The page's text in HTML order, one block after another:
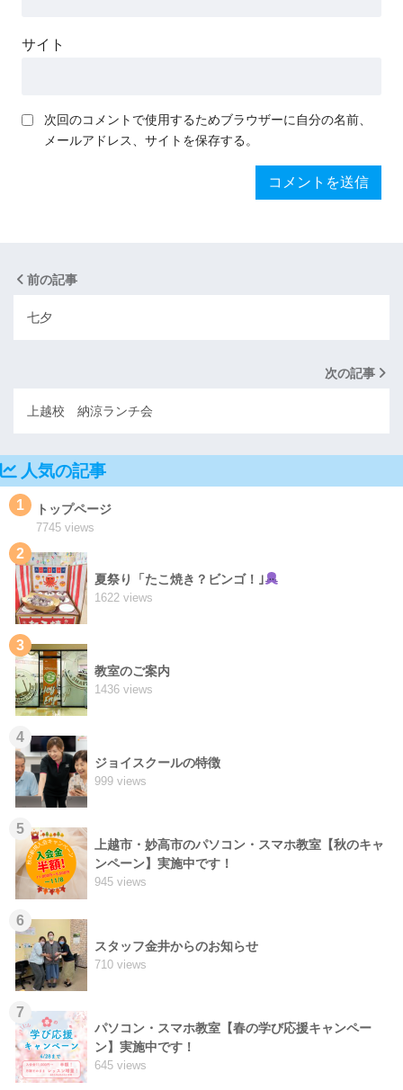
サイト
次回のコメントで使用するためブラウザーに自分の名前、
メールアドレス、サイトを保存する。
前の記事
七夕
次の記事
上越校 納涼ランチ会
人気の記事
1 トップページ
7745 views
2
夏祭り「たこ焼き？ビンゴ！｣
1622 views
3
教室のご案内
1436 views
4
ジョイスクールの特徴
999 views
5
上越市・妙高市のパソコン・スマホ教室【秋のキャ
ンペーン】実施中です！
945 views
6
スタッフ金井からのお知らせ
710 views
7
パソコン・スマホ教室【春の学び応援キャンペー
ン】実施中です！
645 views